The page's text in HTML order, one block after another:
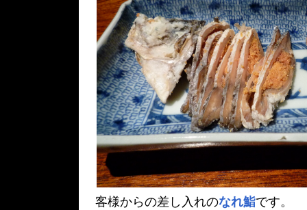
客様からの差し入れのなれ鮨です。